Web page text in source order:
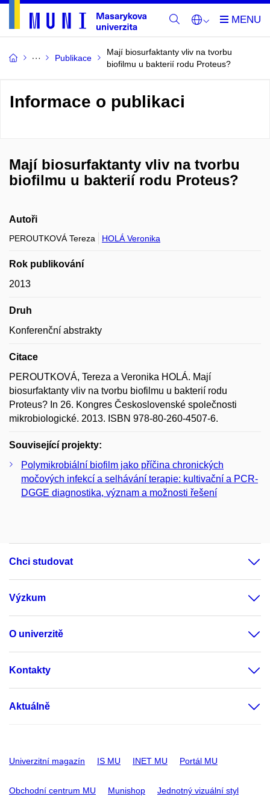
Publikace
Mají biosurfaktanty vliv na tvorbu
biofilmu u bakterií rodu Proteus?
Informace o publikaci
Mají biosurfaktanty vliv na tvorbu
biofilmu u bakterií rodu Proteus?
Autoři
PEROUTKOVÁ Tereza HOLÁ Veronika
Rok publikování
2013
Druh
Konferenční abstrakty
Citace
PEROUTKOVÁ, Tereza a Veronika HOLÁ. Mají
biosurfaktanty vliv na tvorbu biofilmu u bakterií rodu
Proteus? In 26. Kongres Československé společnosti
mikrobiologické. 2013. ISBN 978-80-260-4507-6.
Související projekty:
Polymikrobiální biofilm jako příčina chronických
močových infekcí a selhávání terapie: kultivační a PCR-
DGGE diagnostika, význam a možnosti řešení
Chci studovat
Výzkum
O univerzitě
Kontakty
Aktuálně
Univerzitní magazín IS MU INET MU Portál MU
Obchodní centrum MU Munishop Jednotný vizuální styl